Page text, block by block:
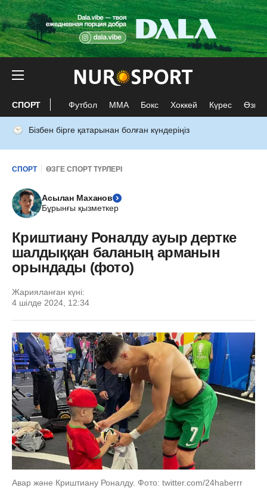
СПОРТ Футбол ММА Бокс Хоккей Күрес Өзге
Бізбен бірге қатарынан болған күндеріңіз
СПОРТ ӨЗГЕ СПОРТ ТҮРЛЕРІ
Асылан Маханов
Бұрынғы қызметкер
Криштиану Роналду ауыр дертке
шалдыққан баланың арманын
орындады (фото)
Жарияланған күні:
4 шілде 2024, 12:34
Авар және Криштиану Роналду. Фото: twitter.com/24haberrr